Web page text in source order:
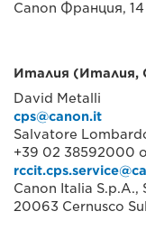
Canon Франция,
Италия (Италия,
David Metalli
cps@canon.it
Salvatore
+39 02 38592000
Canon Italia S.p.A.,
20063 Cernusco